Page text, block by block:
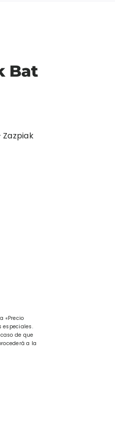
Bat
Zazpiak
«Precio
especiales.
de que
a la